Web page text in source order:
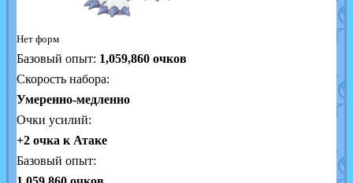
Нет форм
Базовый опыт: 1,059,860очков
Скорость набора:
Умеренно-медленно
Очки усилий:
+2 очка к Атаке
Базовый опыт: